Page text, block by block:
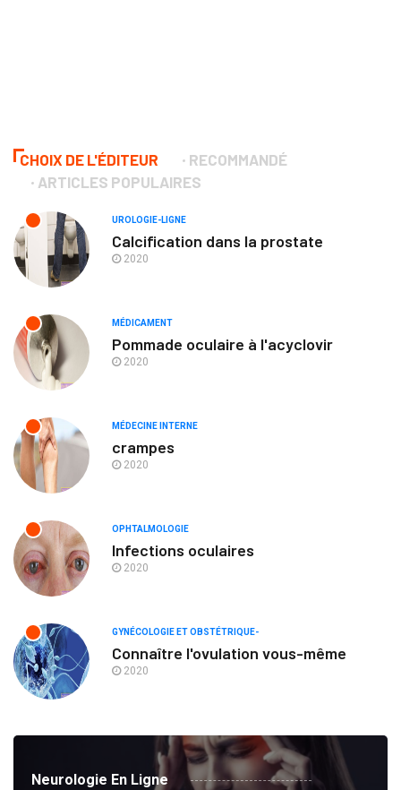
CHOIX DE L'ÉDITEUR
RECOMMANDÉ
ARTICLES POPULAIRES
UROLOGIE-LIGNE
Calcification dans la prostate
2020
MÉDICAMENT
Pommade oculaire à l'acyclovir
2020
MÉDECINE INTERNE
crampes
2020
OPHTALMOLOGIE
Infections oculaires
2020
GYNÉCOLOGIE ET OBSTÉTRIQUE-
Connaître l'ovulation vous-même
2020
Neurologie En Ligne